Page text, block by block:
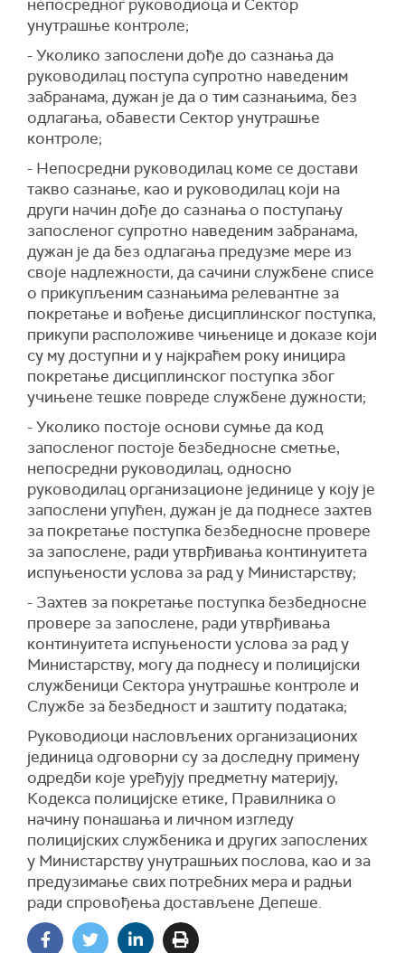
непосредног руководиоца и Сектор
унутрашње контроле;
- Уколико запослени дође до сазнања да
руководилац поступа супротно наведеним
забранама, дужан је да о тим сазнањима, без
одлагања, обавести Сектор унутрашње
контроле;
- Непосредни руководилац коме се достави
такво сазнање, као и руководилац који на
други начин дође до сазнања о поступању
запосленог супротно наведеним забранама,
дужан је да без одлагања предузме мере из
своје надлежности, да сачини службене списе
о прикупљеним сазнањима релевантне за
покретање и вођење дисциплинског поступка,
прикупи расположиве чињенице и доказе који
су му доступни и у најкраћем року иницира
покретање дисциплинског поступка због
учињене тешке повреде службене дужности;
- Уколико постоје основи сумње да код
запосленог постоје безбедносне сметње,
непосредни руководилац, односно
руководилац организационе јединице у коју је
запослени упућен, дужан је да поднесе захтев
за покретање поступка безбедносне провере
за запослене, ради утврђивања континуитета
испуњености услова за рад у Министарству;
- Захтев за покретање поступка безбедносне
провере за запослене, ради утврђивања
континуитета испуњености услова за рад у
Министарству, могу да поднесу и полицијски
службеници Сектора унутрашње контроле и
Службе за безбедност и заштиту података;
Руководиоци насловљених организационих
јединица одговорни су за доследну примену
одредби које уређују предметну материју,
Кодекса полицијске етике, Правилника о
начину понашања и личном изгледу
полицијских службеника и других запослених
у Министарству унутрашњих послова, као и за
предузимање свих потребних мера и радњи
ради спровођења достављене Депеше.